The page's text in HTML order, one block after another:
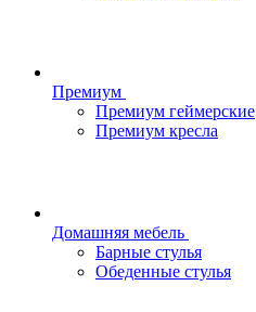
Премиум
Премиум геймерские
Премиум кресла
Домашняя мебель
Барные стулья
Обеденные стулья